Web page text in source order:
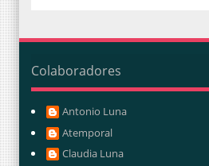
Colaboradores
Antonio Luna
Atemporal
Claudia Luna